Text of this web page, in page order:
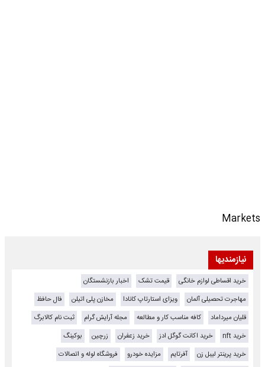
Markets
نیازمندیها
خرید اقساطی لوازم خانگی قیمت تشک
اخبار بازنشستگان
مهاجرت تحصیلی آلمان
ویزای استارتاپ کانادا مخازن پلی اتیلن
فال حافظ
قلیان میرداماد
کافه مناسب کار و مطالعه مجله آرایش گرام
ثبت نام کالابرگ
خرید nft
خرید اکانت گوگل ادز خرید زعفران زرچین
بوکینگ
خرید پرینتر لیبل زن
آفرتایم مزایده خودرو فروشگاه لوله و اتصالات